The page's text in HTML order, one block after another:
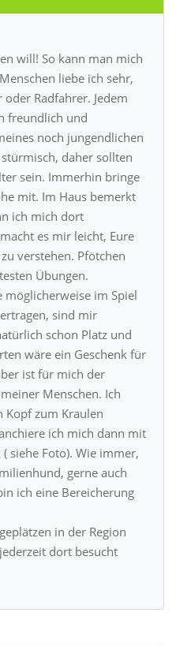
will! So kann man mich
liebe ich sehr,
oder Radfahrer. Jedem
freundlich und
noch jungendlichen
daher sollten
sein. Immerhin bringe
mit. Im Haus bemerkt
ich mich dort
es mir leicht, Eure
verstehen. Pfötchen
Übungen.
möglicherweise im Spiel
sind mir
schon Platz und
wäre ein Geschenk für
ist für mich der
Menschen. Ich
Kopf zum Kraulen
ich mich dann mit
siehe Foto). Wie immer,
gerne auch
ich eine Bereicherung
in der Region
dort besucht